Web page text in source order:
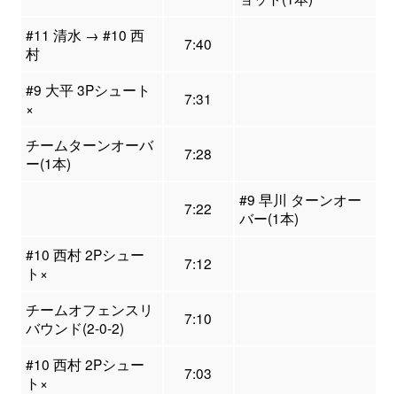
#11 清水 → #10 西
村
7:40
#9 大平 3Pシュート
×
7:31
チームターンオーバ
ー(1本)
7:28
7:22
#9 早川 ターンオー
バー(1本)
#10 西村 2Pシュー
ト×
7:12
チームオフェンスリ
バウンド(2-0-2)
7:10
#10 西村 2Pシュー
ト×
7:03